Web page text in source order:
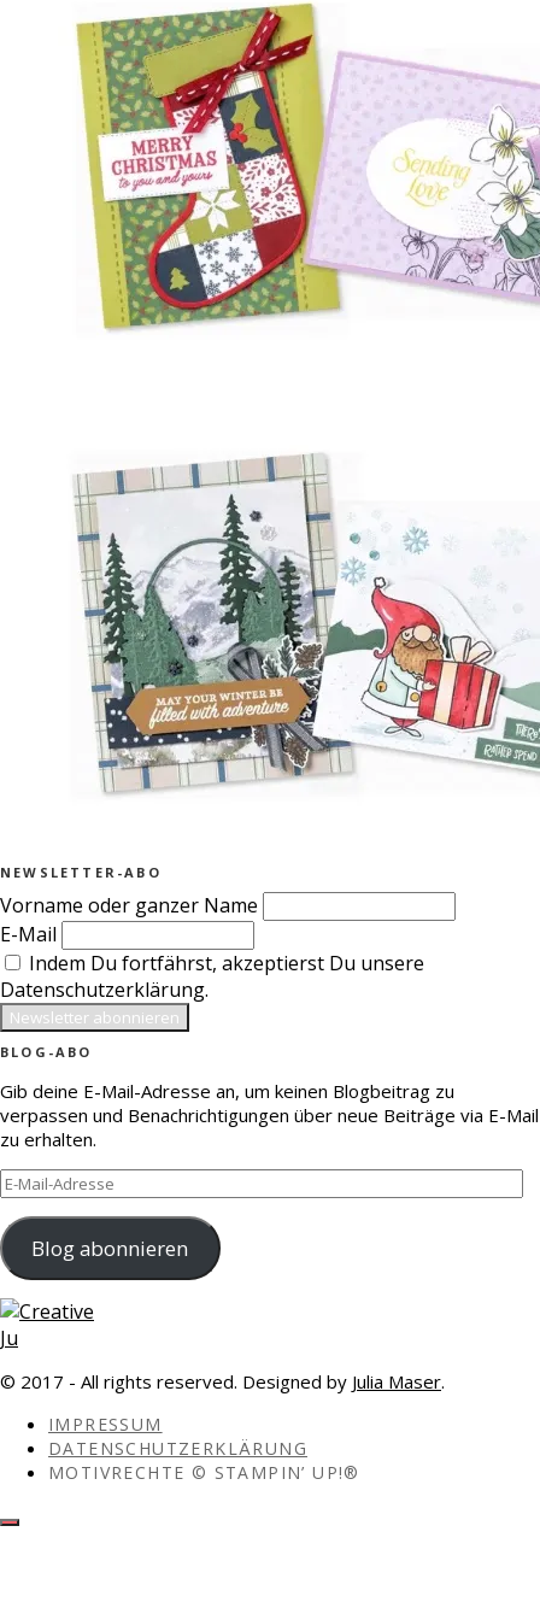
NEWSLETTER-ABO
Vorname oder ganzer Name
E-Mail
Indem Du fortfährst, akzeptierst Du unsere
Datenschutzerklärung.
BLOG-ABO
Gib deine E-Mail-Adresse an, um keinen Blogbeitrag zu
verpassen und Benachrichtigungen über neue Beiträge via E-Mail
zu erhalten.
E-
Mail-
Adresse
Blog abonnieren
© 2017 - All rights reserved. Designed by Julia Maser.
IMPRESSUM
DATENSCHUTZERKLÄRUNG
MOTIVRECHTE © STAMPIN’ UP!®